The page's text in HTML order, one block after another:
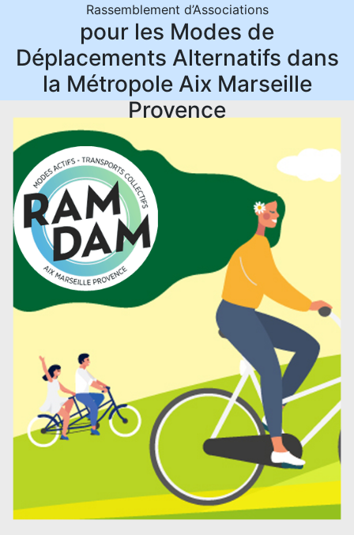
Rassemblement d’Associations
pour les Modes de
Déplacements Alternatifs dans
la Métropole Aix Marseille
Provence